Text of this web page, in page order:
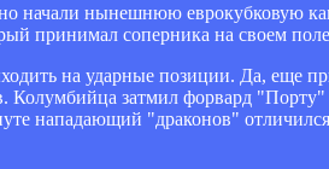
начали нынешнюю еврокубковую
принимал соперника на своем
на ударные позиции. Да, еще
Колумбийца затмил форвард
нападающий "драконов"